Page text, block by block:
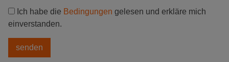
Ich habe die Bedingungen gelesen und erkläre mich
einverstanden.